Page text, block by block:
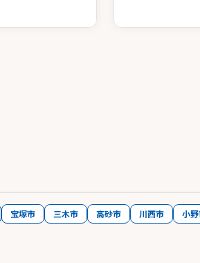
宝塚市 三木市 高砂市 川西市 小